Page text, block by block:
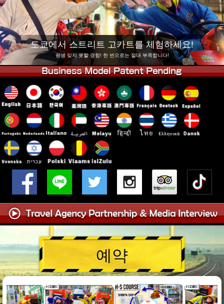
도쿄 아키하바라#2 도쿄 시부야
도쿄 시부야 애넥스 도쿄 베이
도쿄 아사쿠사 오사카
오키나와
도쿄에서 스트리트 고카트를 체험하세요!
평생 잊지 못할 경험! 한 번으로는 절대 부족합니다!
예약